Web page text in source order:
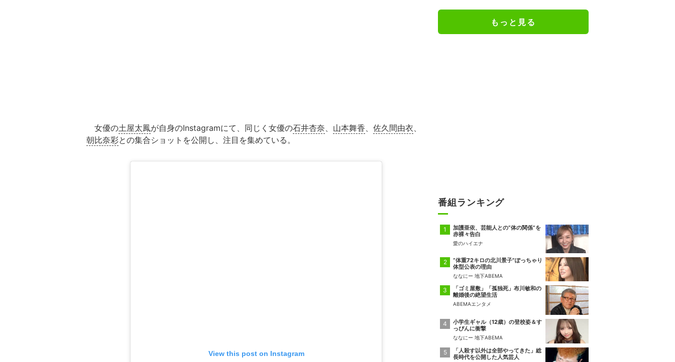
女優の土屋太鳳が自身のInstagramにて、同じく女優の石井杏奈、 山本舞香、 佐久間由衣、
朝比奈彩との集合ショットを公開し、注目を集めている。
View this post on Instagram
もっと見る
番組ランキング
加護亜依、芸能人との“体の関係”を
赤裸々告白
愛のハイエナ
“体重72キロの北川景子”ぽっちゃり
体型公表の理由
ななにー 地下ABEMA
「ゴミ屋敷」「孤独死」布川敏和の
離婚後の絶望生活
ABEMAエンタメ
小学生ギャル（12歳）の登校姿＆す
っぴんに衝撃
ななにー 地下ABEMA
「人殺す以外は全部やってきた」総
長時代を公開した人気芸人